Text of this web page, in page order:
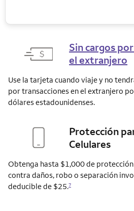
Sin cargos
el extranjero
Use la tarjeta cuando viaje y no
por transacciones en el extranjero
dólares estadounidenses.
Protección
Celulares
Obtenga hasta $1,000 de
contra daños, robo o separación
deducible de $25.7